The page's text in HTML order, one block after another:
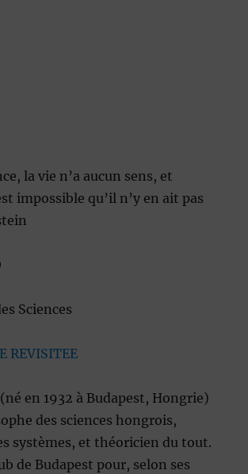
la vie n’a aucun sens, et
impossible qu’il n’y en ait pas
Sciences
en 1932 à Budapest, Hongrie)
des sciences hongrois,
systèmes, et théoricien du tout.
de Budapest pour, selon ses